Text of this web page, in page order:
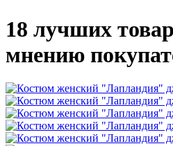
18 лучших
мнению